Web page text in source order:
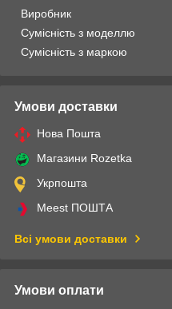
Виробник
Сумісність з моделлю
Сумісність з маркою
Умови доставки
Нова Пошта
Магазини Rozetka
Укрпошта
Meest ПОШТА
Всі умови доставки
Умови оплати